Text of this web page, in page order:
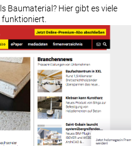
Baumaterial? Hier gibt es viele
funktioniert.